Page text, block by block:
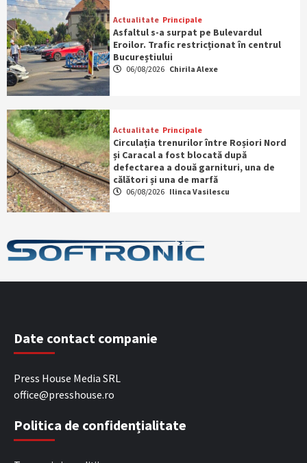
Actualitate Principale
Asfaltul s-a surpat pe Bulevardul
Eroilor. Trafic restricționat în centrul
Bucureștiului
06/08/2026 Chirila Alexe
Actualitate Principale
Circulația trenurilor între Roșiori Nord
și Caracal a fost blocată după
defectarea a două garnituri, una de
călători și una de marfă
06/08/2026 Ilinca Vasilescu
Date contact companie
Press House Media SRL
office@presshouse.ro
Politica de confidențialitate